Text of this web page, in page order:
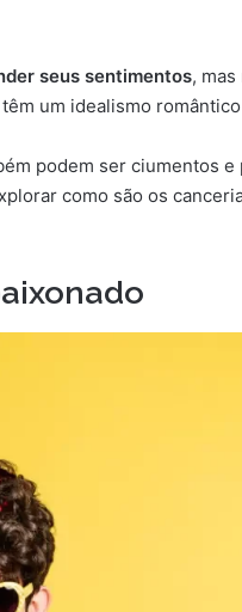
seus sentimentos,
um idealismo
podem ser ciumentos
como são os